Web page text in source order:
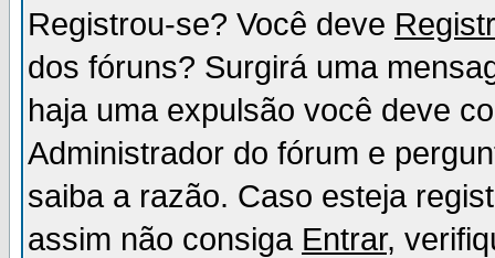
Registrou-se? Você deve
dos fóruns? Surgirá uma
haja uma expulsão você deve
Administrador do fórum e
saiba a razão. Caso esteja
assim não consiga Entrar,